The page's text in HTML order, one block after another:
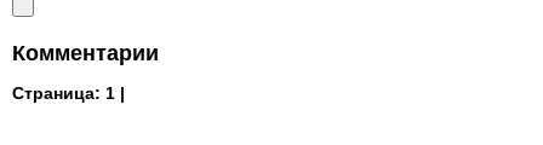
Комментарии
Страница: 1 |